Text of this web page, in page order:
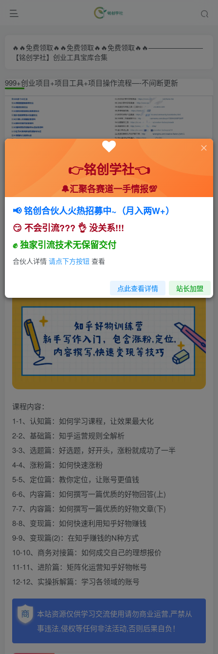
🔥🔥免费领取🔥🔥免费领取🔥🔥免费领取🔥🔥————————
【铭创学社】创业工具宝库合集
999+创业项目+项目工具+项目操作流程—-不间断更新
首页 🍻会员专享 📚综合教程 正文
知乎好物训练营：新手写作入门，包含涨粉,定位,
内容撰写,快速变现等技巧
小助手
1000 200
课程内容：
1-1、认知篇：如何学习课程，让效果最大化
2-2、基础篇：知乎运营规则全解析
3-3、选题篇：好选题，好开头，涨粉就成功了一半
4-4、涨粉篇：如何快速涨粉
5-5、定位篇：教你定位，让账号更值钱
6-6、内容篇：如何撰写一篇优质的好物回答(上)
7-7、内容篇：如何撰写一篇优质的好物文章(下)
8-8、变现篇：如何快速利用知乎好物赚钱
9-9、变现篇(2)：在知乎赚钱的N种方式
10-10、商务对接篇：如何成交自己的理想报价
11-11、进阶篇：矩阵化运营知乎好物帐号
12-12、实操拆解篇：学习各领域的账号
本站资源仅供学习交流使用请勿商业运营,严禁从
事违法,侵权等任何非法活动,否则后果自负！
👉铭创学社👈
🔔汇聚各赛道一手情报💯
📢 铭创合伙人火热招募中~（月入两W+）
😏 不会引流??? 👌 没关系!!!
✊ 独家引流技术无保留交付
合伙人详情 请点下方按钮 查看
点此查看详情 站长加盟